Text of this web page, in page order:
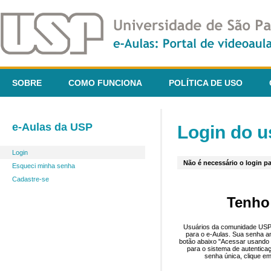
SOBRE COMO FUNCIONA POLÍTICA DE USO
e-Aulas da USP
Login
Esqueci minha senha
Cadastre-se
Login do
Não é necessário o login
Usuários da comunidade
para o e-Aulas. Sua senha
botão abaixo "Acessar
para o sistema de
senha única, clique